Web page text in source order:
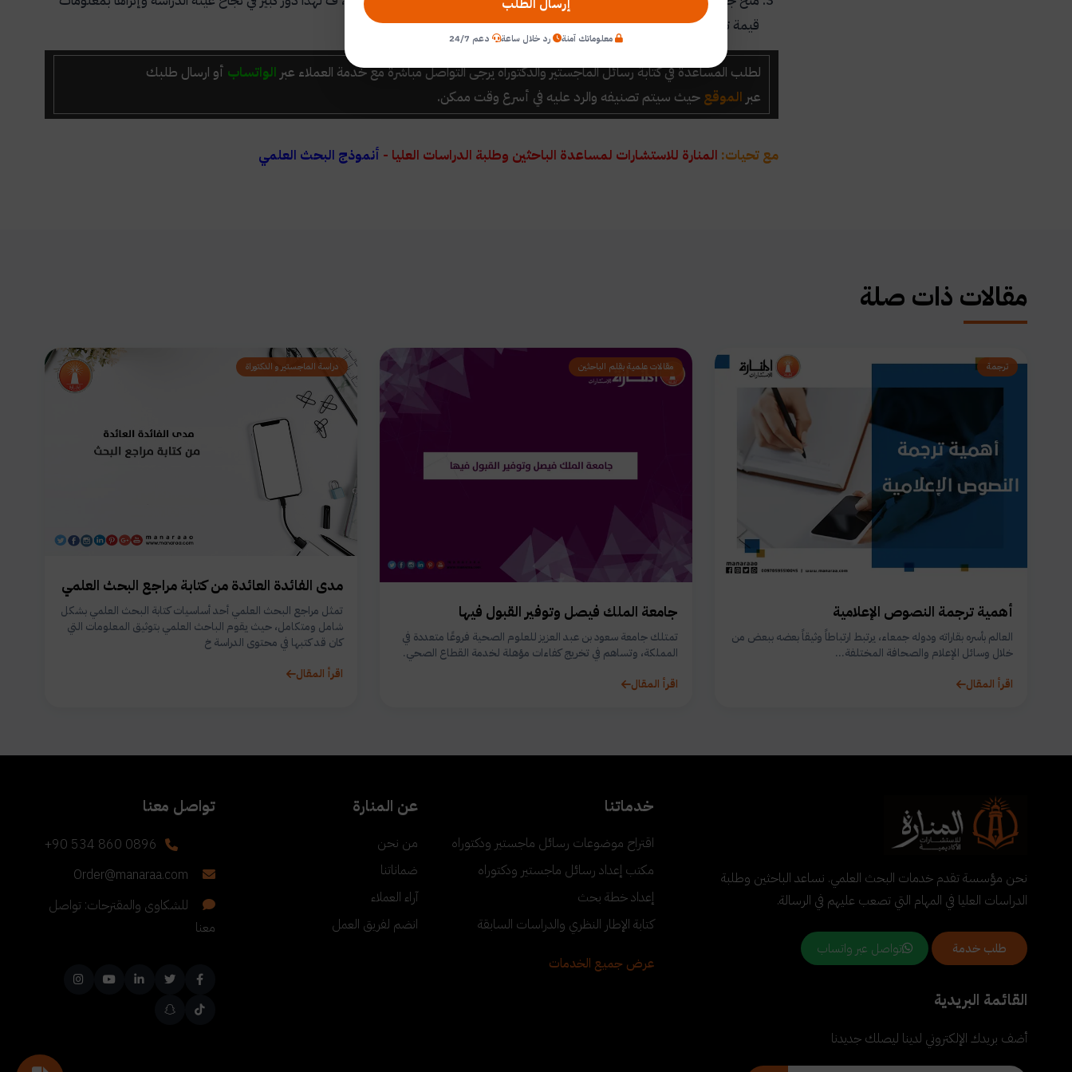
قيمة تفيد الباحث، وجمع جميع المعلومات التي تخص موضوع البحث العلمي.
لطلب المساعدة في كتابة رسائل الماجستير والدكتوراهيرجى التواصل مباشرة مع خدمة العملاء عبر الواتساب أو ارسال طلبك
عبر الموقع حيث سيتم تصنيفه والرد عليه في أسرع وقت ممكن.
مع تحيات: المنارة للاستشارات لمساعدة الباحثين وطلبة الدراسات العليا - أنموذج البحث العلمي
مقالات ذات صلة
ترجمة
أهمية ترجمة النصوص الإعلامية
العالم بأسره بقاراته ودوله جمعاء، يرتبط ارتباطاً وثيقاً بعضه ببعض من
خلال وسائل الإعلام والصحافة المختلفة...
اقرأ المقال
مقالات علمية بقلم الباحثين
جامعة الملك فيصل وتوفير القبول فيها
تمتلك جامعة سعود بن عبد العزيز للعلوم الصحية فروعًا متعددة في
المملكة، وتساهم في تخريج كفاءات مؤهلة لخدمة القطاع الصحي.
اقرأ المقال
دراسة الماجستير و الدكتوراة
مدى الفائدة العائدة من كتابة مراجع البحث العلمي
تمثل مراجع البحث العلمي أحد أساسيات كتابة البحث العلمي بشكل
شامل ومتكامل، حيث يقوم الباحث العلمي بتوثيق المعلومات التي
كان قد كتبها في محتوى الدراسة خ
اقرأ المقال
معلوماتك آمنة رد خلال ساعة دعم 24/7
نحن مؤسسة تقدم خدمات البحث العلمي. نساعد الباحثين وطلبة
الدراسات العليا في المهام التي تصعب عليهم في الرسالة.
طلب خدمة تواصل عبر واتساب
القائمة البريدية
أضف بريدك الإلكتروني لدينا ليصلك جديدنا
خدماتنا
اقتراح موضوعات رسائل ماجستير ودكتوراه
مكتب إعداد رسائل ماجستير ودكتوراه
إعداد خطة بحث
كتابة الإطار النظري والدراسات السابقة
عرض جميع الخدمات
عن المنارة
من نحن
ضماناتنا
آراء العملاء
انضم لفريق العمل
تواصل معنا
+90 534 860 0896
Order@manaraa.com
للشكاوى والمقترحات: تواصل
معنا